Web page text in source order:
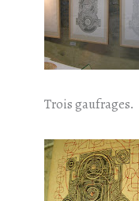
Trois gaufrages.